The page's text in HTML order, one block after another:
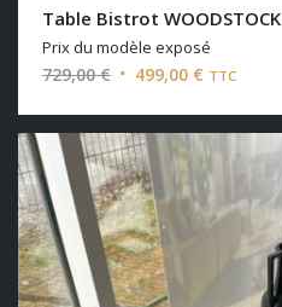
Table Bistrot WOODSTOCK
Prix du modèle exposé
729,00€ Le
initial
était :
729,00 €.
499,00 € Le
actuel
est :
499,00 €.
TTC